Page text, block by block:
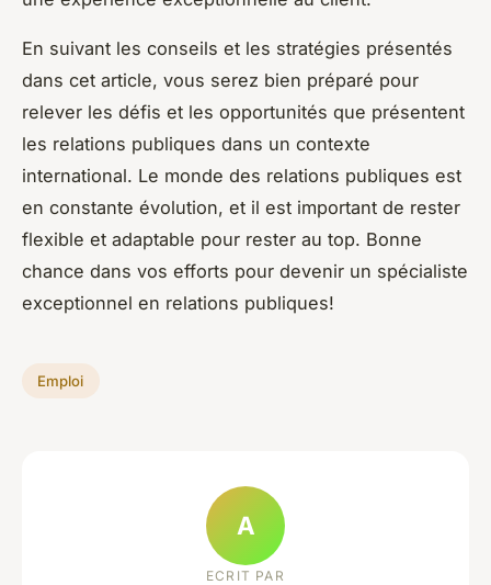
En suivant les conseils et les stratégies présentés
dans cet article, vous serez bien préparé pour
relever les défis et les opportunités que présentent
les relations publiques dans un contexte
international. Le monde des relations publiques est
en constante évolution, et il est important de rester
flexible et adaptable pour rester au top. Bonne
chance dans vos efforts pour devenir un spécialiste
exceptionnel en relations publiques!
Emploi
A
ECRIT PAR